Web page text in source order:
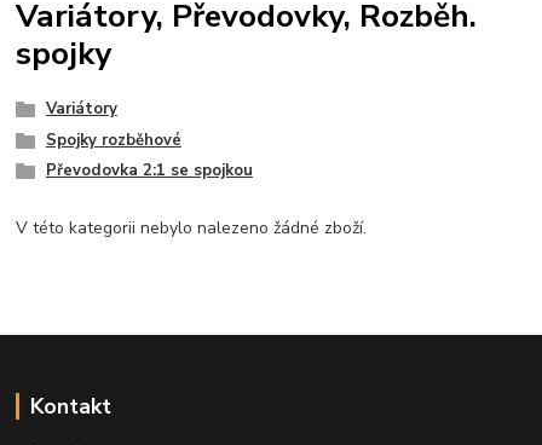
Variátory, Převodovky, Rozběh.
spojky
Variátory
Spojky rozběhové
Převodovka 2:1 se spojkou
V této kategorii nebylo nalezeno žádné zboží.
Kontakt